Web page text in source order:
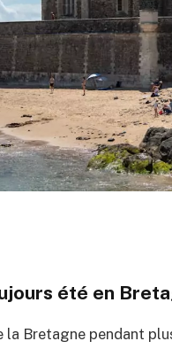
été en
Bretagne pendant